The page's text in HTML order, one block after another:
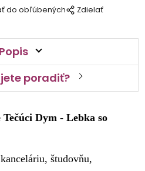
do obľúbených Zdielať
Popis
poradiť?
Dym - Lebka so
študovňu,